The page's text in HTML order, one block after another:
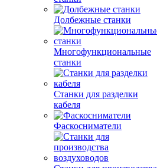
Долбежные станки
Многофункциональные
станки
Станки для разделки
кабеля
Фаскосниматели